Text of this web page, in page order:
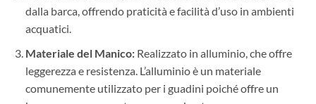
dalla barca, offrendo praticità e facilità d’uso in ambienti
acquatici.
Materiale del Manico:Realizzato in alluminio, che offre
leggerezza e resistenza. L’alluminio è un materiale
comunemente utilizzato per i guadini poiché offre un